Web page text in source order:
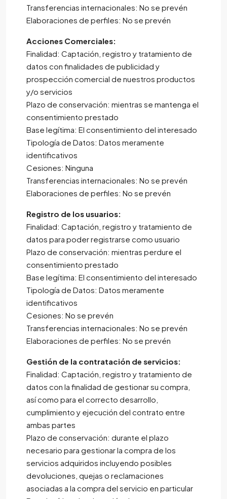
Transferencias internacionales: No se prevén
Elaboraciones de perfiles: No se prevén
Acciones Comerciales:
Finalidad: Captación, registro y tratamiento de
datos con finalidades de publicidad y
prospección comercial de nuestros productos
y/o servicios
Plazo de conservación: mientras se mantenga el
consentimiento prestado
Base legítima: El consentimiento del interesado
Tipología de Datos: Datos meramente
identificativos
Cesiones: Ninguna
Transferencias internacionales: No se prevén
Elaboraciones de perfiles: No se prevén
Registro de los usuarios:
Finalidad: Captación, registro y tratamiento de
datos para poder registrarse como usuario
Plazo de conservación: mientras perdure el
consentimiento prestado
Base legítima: El consentimiento del interesado
Tipología de Datos: Datos meramente
identificativos
Cesiones: No se prevén
Transferencias internacionales: No se prevén
Elaboraciones de perfiles: No se prevén
Gestión de la contratación de servicios:
Finalidad: Captación, registro y tratamiento de
datos con la finalidad de gestionar su compra,
así como para el correcto desarrollo,
cumplimiento y ejecución del contrato entre
ambas partes
Plazo de conservación: durante el plazo
necesario para gestionar la compra de los
servicios adquiridos incluyendo posibles
devoluciones, quejas o reclamaciones
asociadas a la compra del servicio en particular